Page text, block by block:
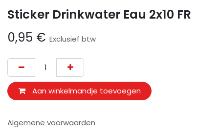
Sticker Drinkwater Eau 2x10 FR
0,95 € Exclusief btw
Aan winkelmandje toevoegen
Algemene voorwaarden